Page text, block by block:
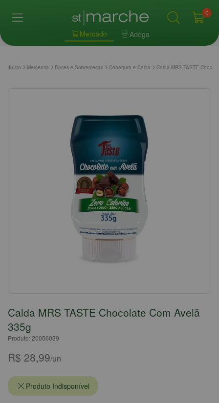
Mercado Adega
0
Início Mercearia Doces e Sobremesas Cobertura e Calda Calda MRS TASTE
Calda MRS TASTE Chocolate Com Avelã
335g
Produto: 20056039
R$ 28,99/un
Produto Indisponível